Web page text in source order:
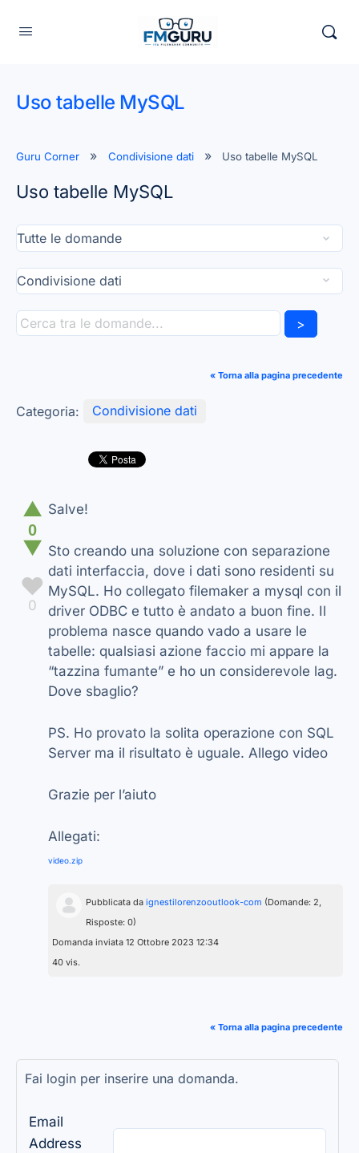
Uso tabelle MySQL
Guru Corner Condivisione dati Uso tabelle MySQL
Uso tabelle MySQL
>
« Torna alla pagina precedente
Categoria: Condivisione dati
▲
0
▼
♥
0
Salve!
Sto creando una soluzione con separazione
dati interfaccia, dove i dati sono residenti su
MySQL. Ho collegato filemaker a mysql con il
driver ODBC e tutto è andato a buon fine. Il
problema nasce quando vado a usare le
tabelle: qualsiasi azione faccio mi appare la
“tazzina fumante” e ho un considerevole lag.
Dove sbaglio?
PS. Ho provato la solita operazione con SQL
Server ma il risultato è uguale. Allego video
Grazie per l’aiuto
Allegati:
video.zip
Pubblicata da ignestilorenzooutlook-com (Domande: 2,
Risposte: 0)
Domanda inviata 12 Ottobre 2023 12:34
40 vis.
« Torna alla pagina precedente
Fai login per inserire una domanda.
Email
Address